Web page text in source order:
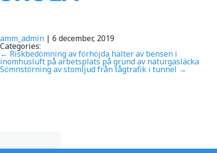
amm_admin | 6 december, 2019
Categories:
← Riskbedömning av förhöjda halter av bensen i
inomhusluft på arbetsplats på grund av naturgasläcka
Sömnstörning av stomljud från tågtrafik i tunnel →